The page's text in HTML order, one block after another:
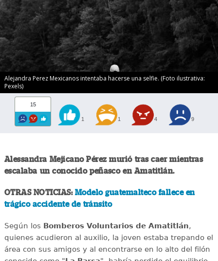
Alejandra Perez Mexicanos intentaba hacerse una selfie. (Foto ilustrativa:
Pexels)
15
1 1 4 9
Alessandra Mejicano Pérez murió tras caer mientras
escalaba un conocido peñasco en Amatitlán.
OTRAS NOTICIAS: Modelo guatemalteco fallece en
trágico accidente de tránsito
Según los Bomberos Voluntarios de Amatitlán,
quienes acudieron al auxilio, la joven estaba trepando el
área con sus amigos y al encontrarse en lo alto del filón